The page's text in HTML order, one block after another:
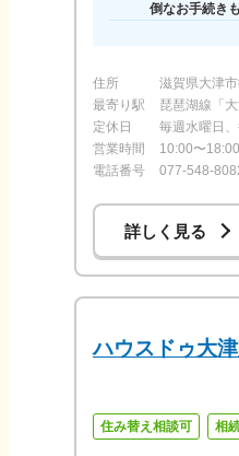
倒なお手続き
住所
滋賀県大津
最寄り駅
琵琶湖線「
定休日
毎週水曜日
営業時間
10:00〜18:00
電話番号
077-548-
詳しく見る
ハウスドゥ大
住み替え相談可 相